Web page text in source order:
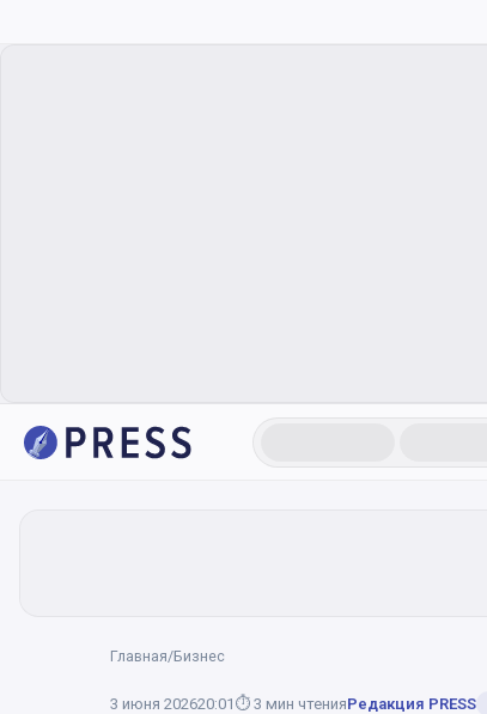
Главная/Бизнес
3 июня 202620:01 ⏱ 3 мин чтенияРедакция PRESS